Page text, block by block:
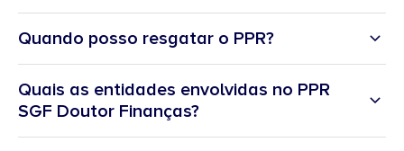
Quando posso resgatar o PPR?
Quais as entidades envolvidas no PPR
SGF Doutor Finanças?